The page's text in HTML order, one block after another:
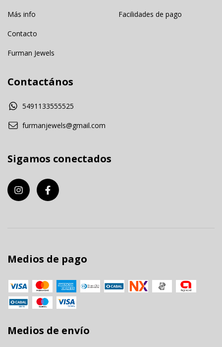
Más info
Contacto
Furman Jewels
Facilidades de pago
Contactános
5491133555525
furmanjewels@gmail.com
Sigamos conectados
Medios de pago
Medios de envío